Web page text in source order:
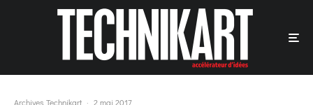
Archives Technikart · 2 mai 2017